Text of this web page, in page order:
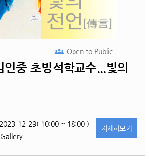
인중 초빙석학교수...빛의
Open toPublic
12-29( 10:00 ~ 18:00 )
자세히보기